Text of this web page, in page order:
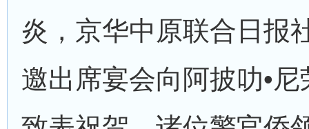
炎，京华中原联合日报
邀出席宴会向阿披叻•